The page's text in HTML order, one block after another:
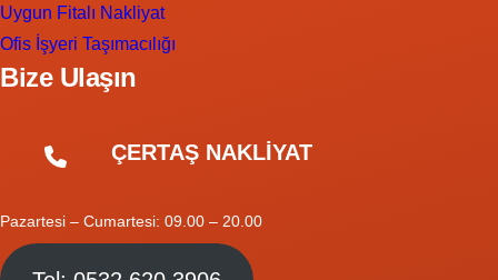
Uygun Fitalı Nakliyat
Ofis İşyeri Taşımacılığı
Bize Ulaşın
ÇERTAŞ NAKLİYAT
Pazartesi – Cumartesi: 09.00 – 20.00